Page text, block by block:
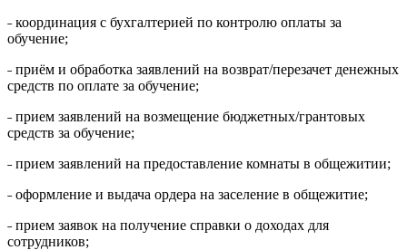
˗ координация с бухгалтерией по контролю оплаты за
обучение;
˗ приём и обработка заявлений на возврат/перезачет денежных
средств по оплате за обучение;
˗ прием заявлений на возмещение бюджетных/грантовых
средств за обучение;
˗ прием заявлений на предоставление комнаты в общежитии;
˗ оформление и выдача ордера на заселение в общежитие;
˗ прием заявок на получение справки о доходах для
сотрудников;